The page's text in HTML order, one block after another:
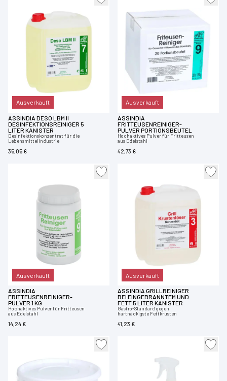
Ausverkauft
ASSINDIA DESO LBM II
DESINFEKTIONSREINIGER 5
LITER KANISTER
Desinfektionskonzentrat für die
Lebensmittelindustrie
35,05 €
Ausverkauft
ASSINDIA
FRITTEUSENREINIGER-
PULVER PORTIONSBEUTEL
Hochaktives Pulver für Fritteusen
aus Edelstahl
42,73 €
Ausverkauft
ASSINDIA
FRITTEUSENREINIGER-
PULVER 1 KG
Hochaktives Pulver für Fritteusen
aus Edelstahl
14,24 €
Ausverkauft
ASSINDIA GRILLREINIGER
BEI EINGEBRANNTEM UND
FETT 5 LITER KANISTER
Gastro-Standard gegen
hartnäckigste Fettkrusten
41,23 €